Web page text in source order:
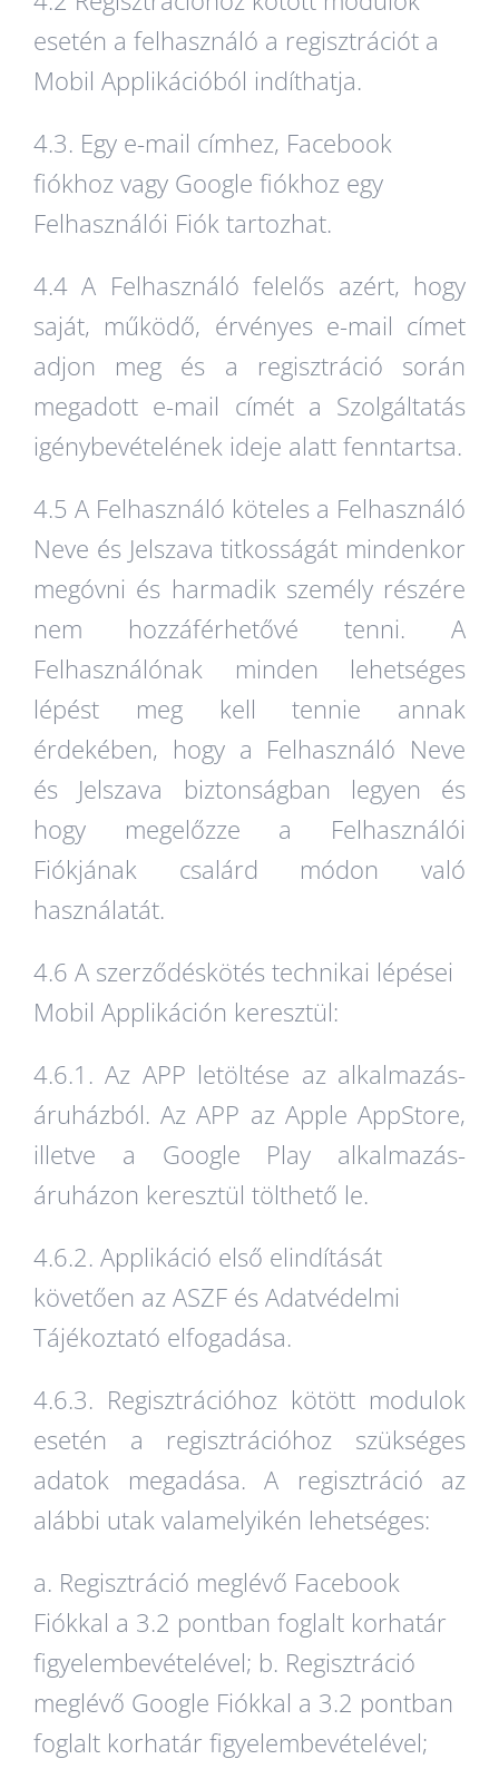
esetén a felhasználó a regisztrációt a
Mobil Applikációból indíthatja.
4.3. Egy e-mail címhez, Facebook
fiókhoz vagy Google fiókhoz egy
Felhasználói Fiók tartozhat.
4.4 A Felhasználó felelős azért, hogy
saját, működő, érvényes e-mail címet
adjon meg és a regisztráció során
megadott e-mail címét a Szolgáltatás
igénybevételének ideje alatt fenntartsa.
4.5 A Felhasználó köteles a Felhasználó
Neve és Jelszava titkosságát mindenkor
megóvni és harmadik személy részére
nem hozzáférhetővé tenni. A
Felhasználónak minden lehetséges
lépést meg kell tennie annak
érdekében, hogy a Felhasználó Neve
és Jelszava biztonságban legyen és
hogy megelőzze a Felhasználói
Fiókjának csalárd módon való
használatát.
4.6 A szerződéskötés technikai lépései
Mobil Applikáción keresztül:
4.6.1. Az APP letöltése az alkalmazás-
áruházból. Az APP az Apple AppStore,
illetve a Google Play alkalmazás-
áruházon keresztül tölthető le.
4.6.2. Applikáció első elindítását
követően az ASZF és Adatvédelmi
Tájékoztató elfogadása.
4.6.3. Regisztrációhoz kötött modulok
esetén a regisztrációhoz szükséges
adatok megadása. A regisztráció az
alábbi utak valamelyikén lehetséges:
a. Regisztráció meglévő Facebook
Fiókkal a 3.2 pontban foglalt korhatár
figyelembevételével; b. Regisztráció
meglévő Google Fiókkal a 3.2 pontban
foglalt korhatár figyelembevételével;